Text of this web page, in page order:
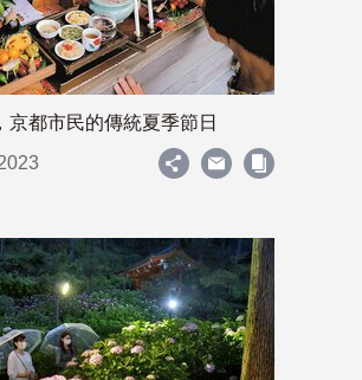
京都市民的傳統夏季節日